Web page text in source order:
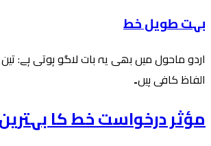
بہت طویل خط
الفاظ کافی ہیں۔
مؤثر درخواست خط کا